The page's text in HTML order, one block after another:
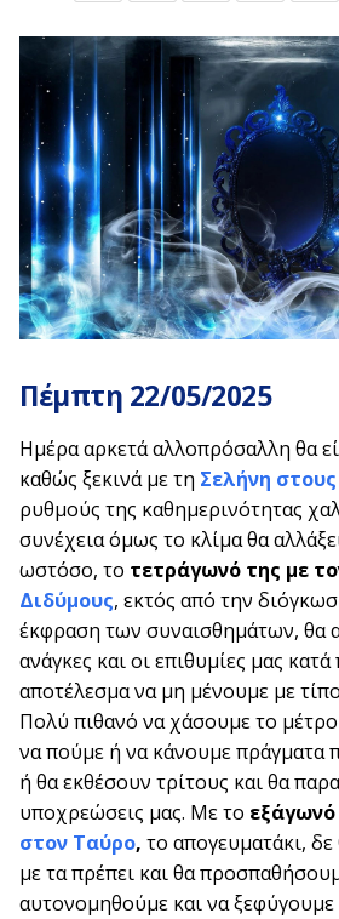
Πέμπτη 22/05/2025
Ημέρα αρκετά αλλοπρόσαλλη θα
καθώς ξεκινά με τη Σελήνη στους
ρυθμούς της καθημερινότητας
συνέχεια όμως το κλίμα θα
ωστόσο, το τετράγωνό της με
Διδύμους, εκτός από την
έκφραση των συναισθημάτων, θα
ανάγκες και οι επιθυμίες μας
αποτέλεσμα να μη μένουμε με
Πολύ πιθανό να χάσουμε το
να πούμε ή να κάνουμε πράγματα
ή θα εκθέσουν τρίτους και θα
υποχρεώσεις μας. Με το εξάγωνό
στον Ταύρο, το απογευματάκι,
με τα πρέπει και θα
αυτονομηθούμε και να